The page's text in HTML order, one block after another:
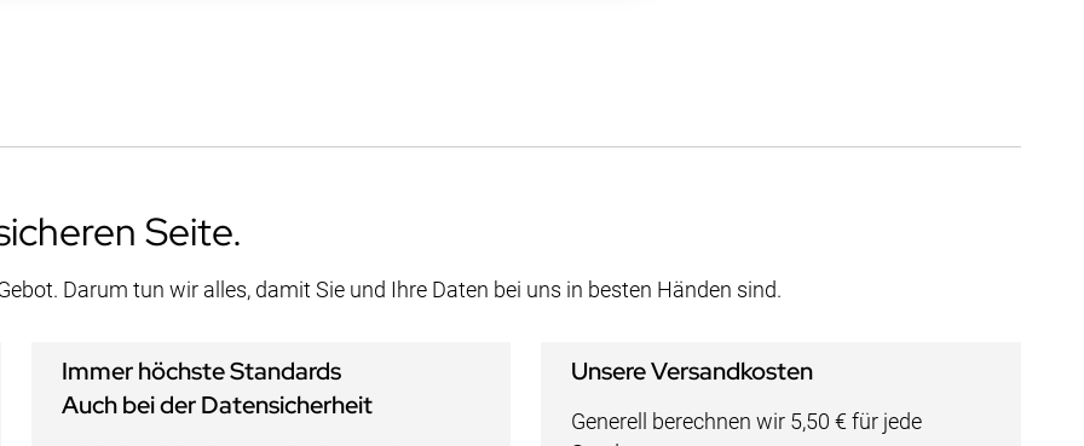
Seite.
Darum tun wir alles, damit Sie und Ihre Daten bei uns in besten Händen sind.
Immer höchste Standards
Auch bei der Datensicherheit
Unsere Versandkosten
Generell berechnen wir 5,50 € für jede